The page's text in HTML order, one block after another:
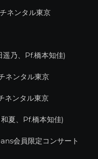
ネンタル東京
乃、Pf.橋本知佳)
ネンタル東京
ネンタル東京
夏、Pf.橋本知佳)
会員限定コンサート